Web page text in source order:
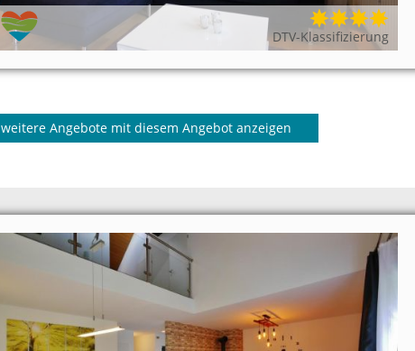
DTV-Klassifizierung
weitere Angebote mit diesem Angebot anzeigen